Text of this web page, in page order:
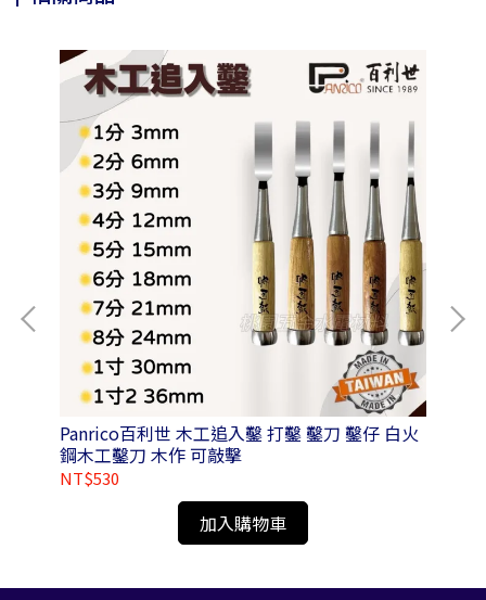
Panrico百利世 木工追入鑿 打鑿 鑿刀 鑿仔 白火
鋼木工鑿刀 木作 可敲擊
NT$530
加入購物車